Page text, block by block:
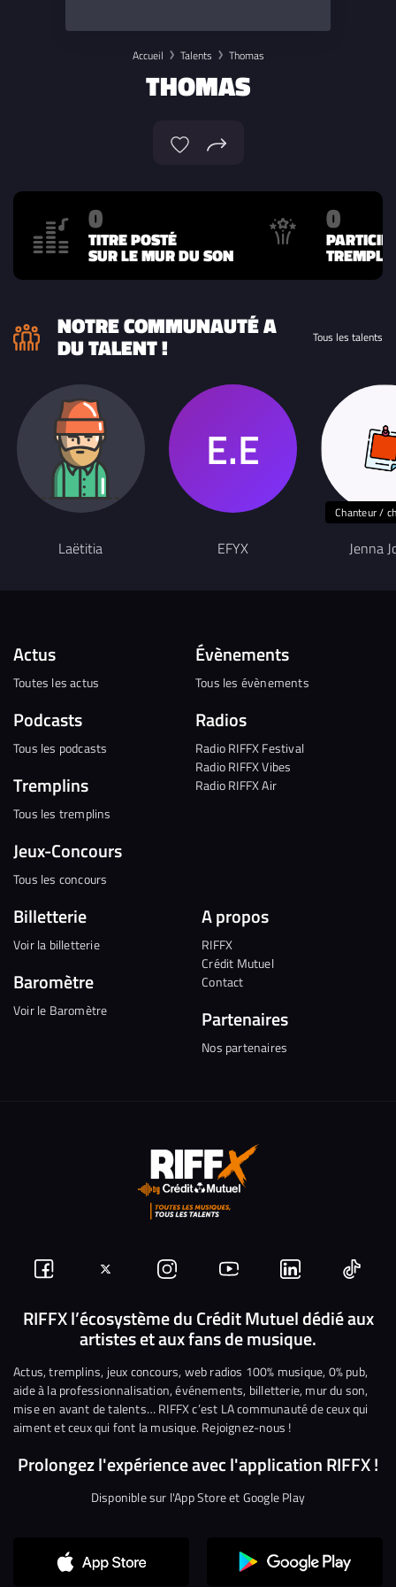
Accueil Talents Thomas
THOMAS
0
TITRE POSTÉ
SUR LE MUR DU SON
0
NOTRE COMMUNAUTÉ A
DU TALENT ! Tous les talents
Laëtitia EFYX
Chanteur /
Jenna
Actus
Toutes les actus
Podcasts
Tous les podcasts
Tremplins
Tous les tremplins
Jeux-Concours
Tous les concours
Évènements
Tous les évènements
Radios
Radio RIFFX Festival
Radio RIFFX Vibes
Radio RIFFX Air
Billetterie
Voir la billetterie
Baromètre
Voir le Baromètre
A propos
RIFFX
Crédit Mutuel
Contact
Partenaires
Nos partenaires
Suivez-
nous
Facebook
Suivez-
nous
sur
Twitter
Nous
rejoindre
sur
Instagram
Nous
rejoindre
sur
YouTube
Nous
rejoindre
sur
Linkedin
Nous
RIFFX l’écosystème du Crédit Mutuel dédié aux
artistes et aux fans de musique.
Actus, tremplins, jeux concours, web radios 100% musique, 0% pub,
aide à la professionnalisation, événements, billetterie, mur du son,
mise en avant de talents… RIFFX c’est LA communauté de ceux qui
aiment et ceux qui font la musique. Rejoignez-nous !
Prolongez l'expérience avec l'application RIFFX !
Disponible sur l'App Store et Google Play